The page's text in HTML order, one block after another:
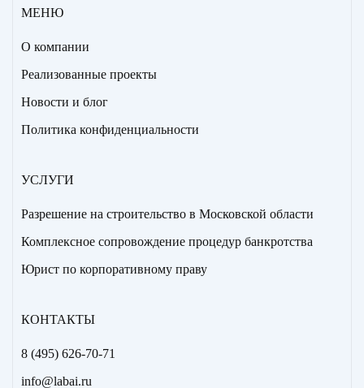
МЕНЮ
О компании
Реализованные проекты
Новости и блог
Политика конфиденциальности
УСЛУГИ
Разрешение на строительство в Московской области
Комплексное сопровождение процедур банкротства
Юрист по корпоративному праву
КОНТАКТЫ
8 (495) 626-70-71
info@labai.ru